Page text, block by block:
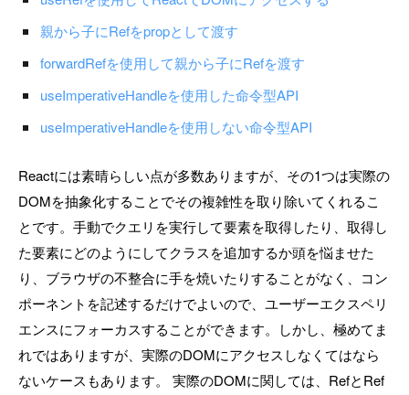
親から子にRefをpropとして渡す
forwardRefを使用して親から子にRefを渡す
useImperativeHandleを使用した命令型API
useImperativeHandleを使用しない命令型API
Reactには素晴らしい点が多数ありますが、その1つは実際の
DOMを抽象化することでその複雑性を取り除いてくれるこ
とです。手動でクエリを実行して要素を取得したり、取得し
た要素にどのようにしてクラスを追加するか頭を悩ませた
り、ブラウザの不整合に手を焼いたりすることがなく、コン
ポーネントを記述するだけでよいので、ユーザーエクスペリ
エンスにフォーカスすることができます。しかし、極めてま
れではありますが、実際のDOMにアクセスしなくてはなら
ないケースもあります。 実際のDOMに関しては、RefとRef